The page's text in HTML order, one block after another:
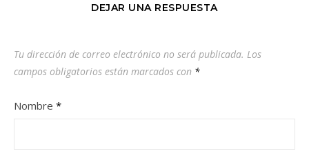
DEJAR UNA RESPUESTA
Tu dirección de correo electrónico no será publicada. Los
campos obligatorios están marcados con *
Nombre *